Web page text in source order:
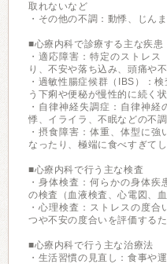
取れないなど
・その他の不調：動悸、じん
■心療内科で診療する主な疾患
・適応障害：特定のストレス
り、不安や落ち込み、頭痛や
・過敏性腸症候群（IBS）：
う下痢や便秘が慢性的に続く
・自律神経失調症：自律神
悸、イライラ、不眠などの不
・摂食障害：体重、体型に強
なったり、極端に食べすぎて
■心療内科で行う主な検査
・身体検査：何らかの身体
の検査（血液検査、心電図、血
・心理検査：ストレスの度合
つや不安の度合いを評価する
■心療内科で行う主な治療法
・生活習慣の見直し：食事や